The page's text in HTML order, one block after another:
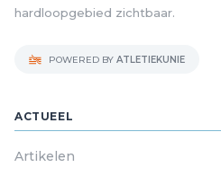
hardloopgebied zichtbaar.
POWERED BY ATLETIEKUNIE
ACTUEEL
Artikelen